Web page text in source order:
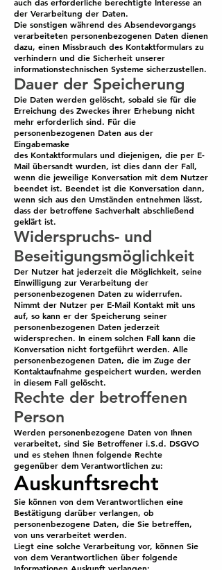
der Verarbeitung der Daten.
Die sonstigen während des Absendevorgangs
verarbeiteten personenbezogenen Daten dienen
dazu, einen Missbrauch des Kontaktformulars zu
verhindern und die Sicherheit unserer
informationstechnischen Systeme sicherzustellen.
Dauer der Speicherung
Die Daten werden gelöscht, sobald sie für die
Erreichung des Zweckes ihrer Erhebung nicht
mehr erforderlich sind. Für die
personenbezogenen Daten aus der
Eingabemaske
des Kontaktformulars und diejenigen, die per E-
Mail übersandt wurden, ist dies dann der Fall,
wenn die jeweilige Konversation mit dem Nutzer
beendet ist. Beendet ist die Konversation dann,
wenn sich aus den Umständen entnehmen lässt,
dass der betroffene Sachverhalt abschließend
geklärt ist.
Widerspruchs- und
Beseitigungsmöglichkeit
Der Nutzer hat jederzeit die Möglichkeit, seine
Einwilligung zur Verarbeitung der
personenbezogenen Daten zu widerrufen.
Nimmt der Nutzer per E-Mail Kontakt mit uns
auf, so kann er der Speicherung seiner
personenbezogenen Daten jederzeit
widersprechen. In einem solchen Fall kann die
Konversation nicht fortgeführt werden. Alle
personenbezogenen Daten, die im Zuge der
Kontaktaufnahme gespeichert wurden, werden
in diesem Fall gelöscht.
Rechte der betroffenen
Person
Werden personenbezogene Daten von Ihnen
verarbeitet, sind Sie Betroffener i.S.d. DSGVO
und es stehen Ihnen folgende Rechte
gegenüber dem Verantwortlichen zu:
Auskunftsrecht
Sie können von dem Verantwortlichen eine
Bestätigung darüber verlangen, ob
personenbezogene Daten, die Sie betreffen,
von uns verarbeitet werden.
Liegt eine solche Verarbeitung vor, können Sie
von dem Verantwortlichen über folgende